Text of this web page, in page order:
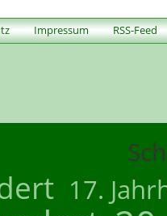
Impressum RSS-Feed
17.